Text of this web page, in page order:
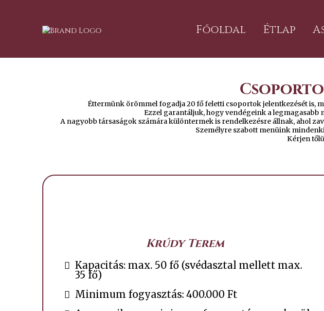
Főoldal Étlap
Éttermünk örömmel fogadja 20 fő feletti csoportok jelentkezését is,
Ezzel garantáljuk, hogy vendégeink a legmagasabb
A nagyobb társaságok számára különtermek is rendelkezésre állnak, ahol
Személyre szabott menüink
Kérjen
Krúdy Terem
Kapacitás: max. 50 fő (svédasztal mellett max.
35 fő)
Minimum fogyasztás: 400.000 Ft